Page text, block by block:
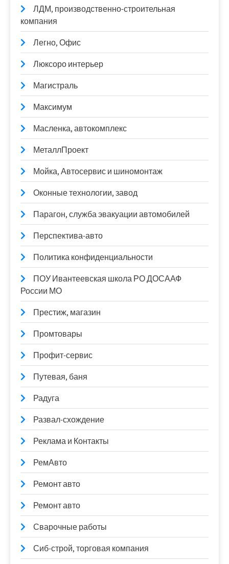
ЛДМ, производственно-строительная
компания
Легно, Офис
Люксоро интерьер
Магистраль
Максимум
Масленка, автокомплекс
МеталлПроект
Мойка, Автосервис и шиномонтаж
Оконные технологии, завод
Парагон, служба эвакуации автомобилей
Перспектива-авто
Политика конфиденциальности
ПОУ Ивантеевская школа РО ДОСААФ
России МО
Престиж, магазин
Промтовары
Профит-сервис
Путевая, баня
Радуга
Развал-схождение
Реклама и Контакты
РемАвто
Ремонт авто
Ремонт авто
Сварочные работы
Сиб-строй, торговая компания